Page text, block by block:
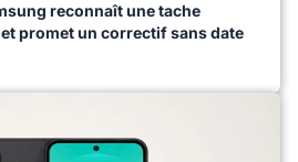
reconnaît une tache
promet un correctif sans date